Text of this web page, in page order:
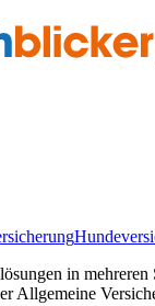
hepster
in
Allgemeine